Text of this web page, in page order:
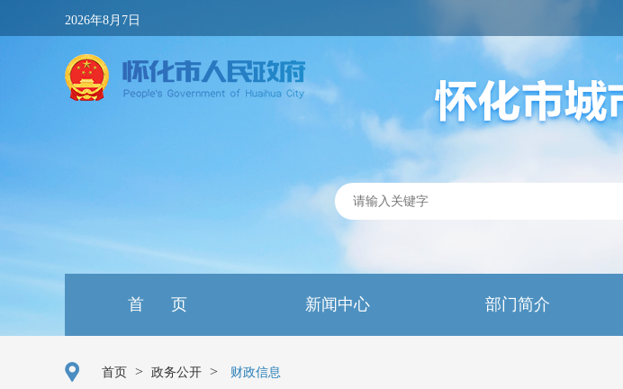
2026年8月7日
首 页 新闻中心 部门简介
首页 > 政务公开 > 财政信息